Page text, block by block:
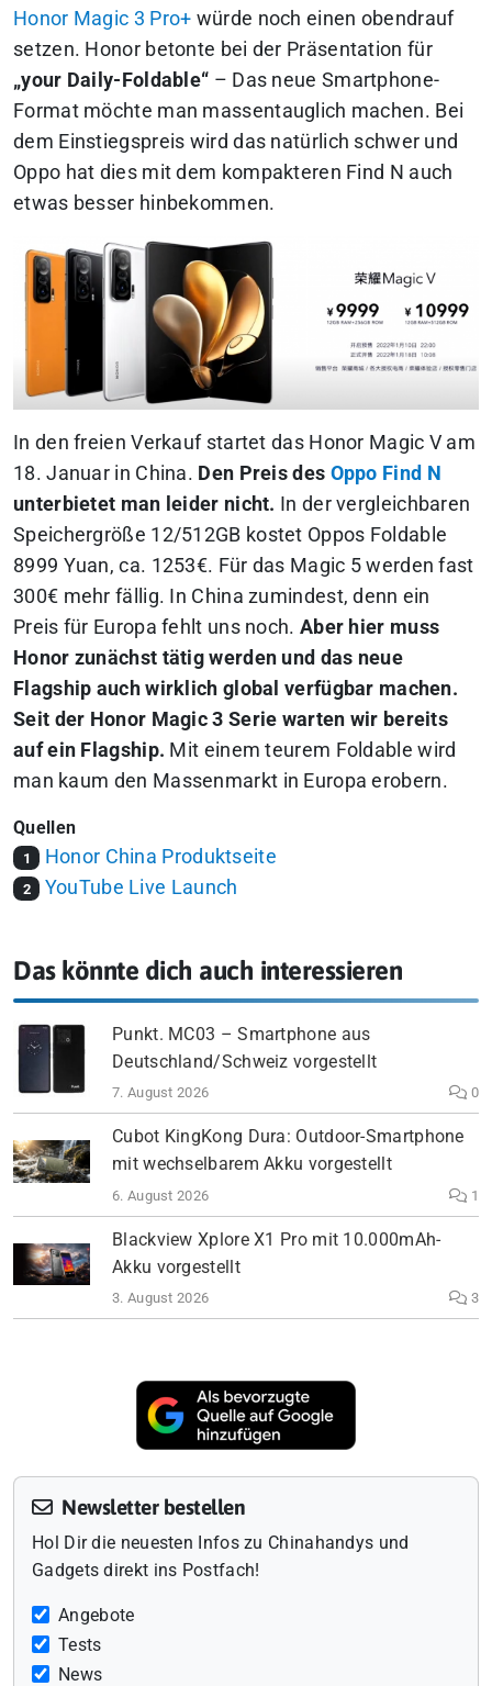
Honor Magic 3 Pro+ würde noch einen obendrauf
setzen. Honor betonte bei der Präsentation für
„your Daily-Foldable“ – Das neue Smartphone-
Format möchte man massentauglich machen. Bei
dem Einstiegspreis wird das natürlich schwer und
Oppo hat dies mit dem kompakteren Find N auch
etwas besser hinbekommen.
In den freien Verkauf startet das Honor Magic V am
18. Januar in China. Den Preis des Oppo Find N
unterbietet man leider nicht. In der vergleichbaren
Speichergröße 12/512GB kostet Oppos Foldable
8999 Yuan, ca. 1253€. Für das Magic 5 werden fast
300€ mehr fällig. In China zumindest, denn ein
Preis für Europa fehlt uns noch. Aber hier muss
Honor zunächst tätig werden und das neue
Flagship auch wirklich global verfügbar machen.
Seit der Honor Magic 3 Serie warten wir bereits
auf ein Flagship. Mit einem teurem Foldable wird
man kaum den Massenmarkt in Europa erobern.
Quellen
1 Honor China Produktseite
2 YouTube Live Launch
Das könnte dich auch interessieren
Punkt. MC03 – Smartphone aus
Deutschland/Schweiz vorgestellt
7. August 2026 0
Cubot KingKong Dura: Outdoor-Smartphone
mit wechselbarem Akku vorgestellt
6. August 2026 1
Blackview Xplore X1 Pro mit 10.000mAh-
Akku vorgestellt
3. August 2026 3
Newsletter bestellen
Hol Dir die neuesten Infos zu Chinahandys und
Gadgets direkt ins Postfach!
Angebote
Tests
News